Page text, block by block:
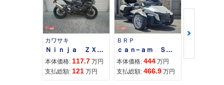
カワサキ
Ｎｉｎｊａ ＺＸ−４Ｒ ＳＥ
本体価格: 117.7 万円
支払総額: 121 万円
ＢＲＰ
ｃａｎ−ａｍ ＳＰＹＤＥＲ ＲＴ ＬＩＭＩＴＥＤ
本体価格: 444 万円
支払総額: 466.9 万円